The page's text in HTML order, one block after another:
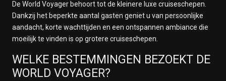
De World Voyager behoort tot de kleinere luxe cruiseschepen.
Dankzij het beperkte aantal gasten geniet u van persoonlijke
aandacht, korte wachttijden en een ontspannen ambiance die
moeilijk te vinden is op grotere cruiseschepen.
WELKE BESTEMMINGEN BEZOEKT DE
WORLD VOYAGER?